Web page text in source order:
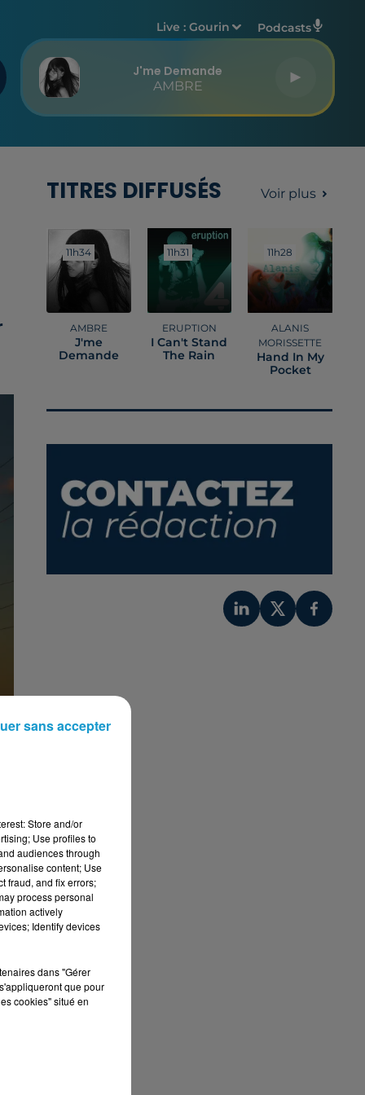
Live :Gourin Podcasts
J'me Demande
AMBRE
TITRES DIFFUSÉS Voir plus
11h34
11h34
AMBRE
J'me
Demande
11h31
11h31
ERUPTION
I Can't Stand
The Rain
11h28
11h28
ALANIS
MORISSETTE
Hand In My
Pocket
Store and/or
Use profiles to
audiences through
content; Use
fraud, and fix errors;
process personal
actively
Identify devices
dans "Gérer
que pour
cookies" situé en
sans accepter